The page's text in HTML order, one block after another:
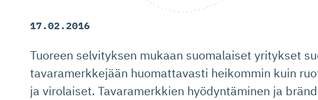
17.02.2016
Tuoreen selvityksen mukaan suomalaiset yritykset
tavaramerkkejään huomattavasti heikommin kuin
ja virolaiset. Tavaramerkkien hyödyntäminen ja